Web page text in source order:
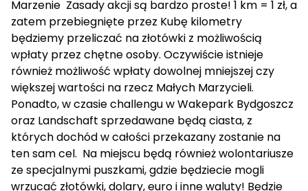
Marzenie Zasady akcji są bardzo proste! 1 km = 1 zł, a
zatem przebiegnięte przez Kubę kilometry
będziemy przeliczać na złotówki z możliwością
wpłaty przez chętne osoby. Oczywiście istnieje
również możliwość wpłaty dowolnej mniejszej czy
większej wartości na rzecz Małych Marzycieli.
Ponadto, w czasie challengu wWakepark Bydgoszcz
oraz Landschaft sprzedawane będą ciasta, z
których dochód w całości przekazany zostanie na
ten sam cel. Na miejscu będą również wolontariusze
ze specjalnymi puszkami, gdzie będziecie mogli
wrzucać złotówki, dolary, euro i inne waluty! Będzie